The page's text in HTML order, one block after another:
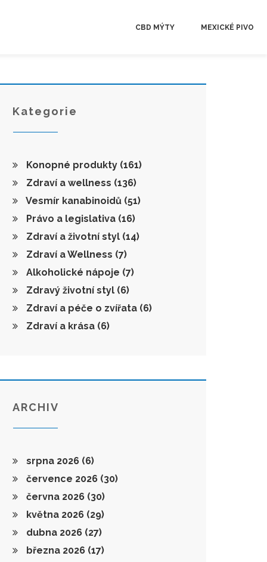
CBD MÝTY MEXICKÉ PIVO
Kategorie
Konopné produkty (161)
Zdraví a wellness (136)
Vesmír kanabinoidů (51)
Právo a legislativa (16)
Zdraví a životní styl (14)
Zdraví a Wellness (7)
Alkoholické nápoje (7)
Zdravý životní styl (6)
Zdraví a péče o zvířata (6)
Zdraví a krása (6)
ARCHIV
srpna 2026 (6)
července 2026 (30)
června 2026 (30)
května 2026 (29)
dubna 2026 (27)
března 2026 (17)